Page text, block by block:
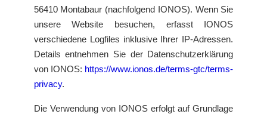
56410 Montabaur (nachfolgend IONOS). Wenn Sie
unsere Website besuchen, erfasst IONOS
verschiedene Logfiles inklusive Ihrer IP-Adressen.
Details entnehmen Sie der Datenschutzerklärung
von IONOS: https://www.ionos.de/terms-gtc/terms-
privacy.
Die Verwendung von IONOS erfolgt auf Grundlage